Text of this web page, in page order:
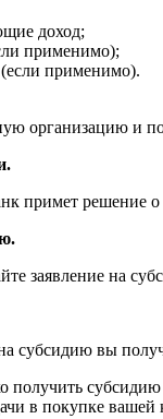
доход;
применимо);
применимо).
организацию и
примет решение
заявление на
субсидию вы
субсидию
в покупке вашей